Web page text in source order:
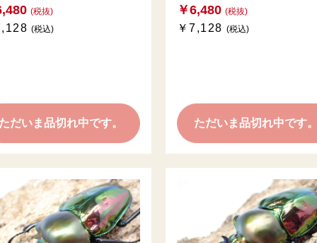
(税抜)
(税込)
だいま品切れ中です。
￥6,480 (税抜)
￥7,128 (税込)
ただいま品切れ中です